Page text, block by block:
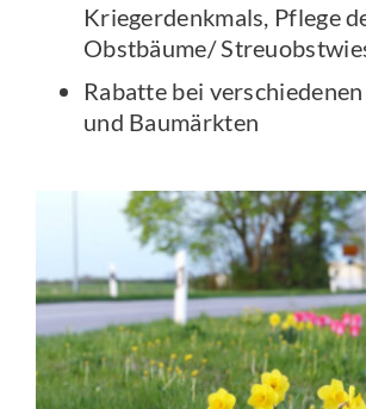
Kriegerdenkmals, Pflege
Obstbäume/
Rabatte bei
und Baumärkten